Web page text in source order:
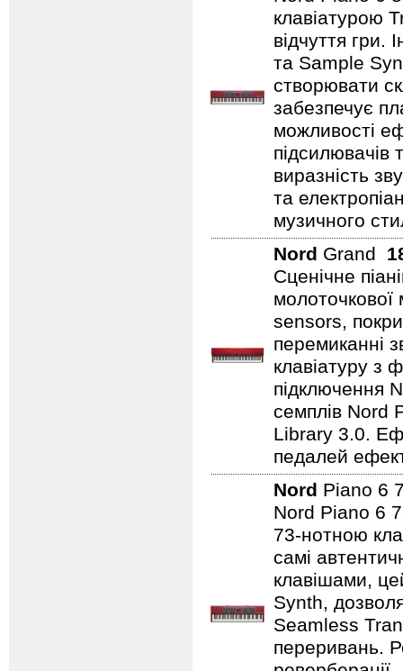
клавіатурою
відчуття
та Sample
створювати
забезпечує
можливості
виразність
та
музичного
Nord Grand
Сценічне
sensors,
перемиканні
клавіатуру з
підключення
семплів Nord
Library 3.0.
педалей
Nord Piano 6
Nord Piano 6
73-нотною
самі
клавішами,
Synth,
Seamless
переривань.